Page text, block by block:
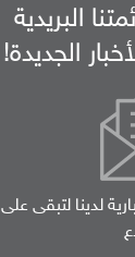
البريدية
الجديدة!
لدينا لتبقى على